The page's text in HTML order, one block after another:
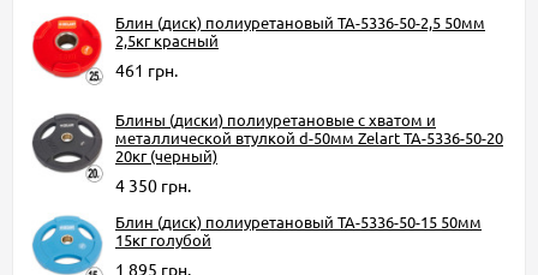
Блин (диск) полиуретановый TA-5336-50-2,5 50мм
2,5кг красный
461 грн.
Блины (диски) полиуретановые с хватом и
металлической втулкой d-50мм Zelart TA-5336-50-20
20кг (черный)
4 350 грн.
Блин (диск) полиуретановый TA-5336-50-15 50мм
15кг голубой
1 895 грн.